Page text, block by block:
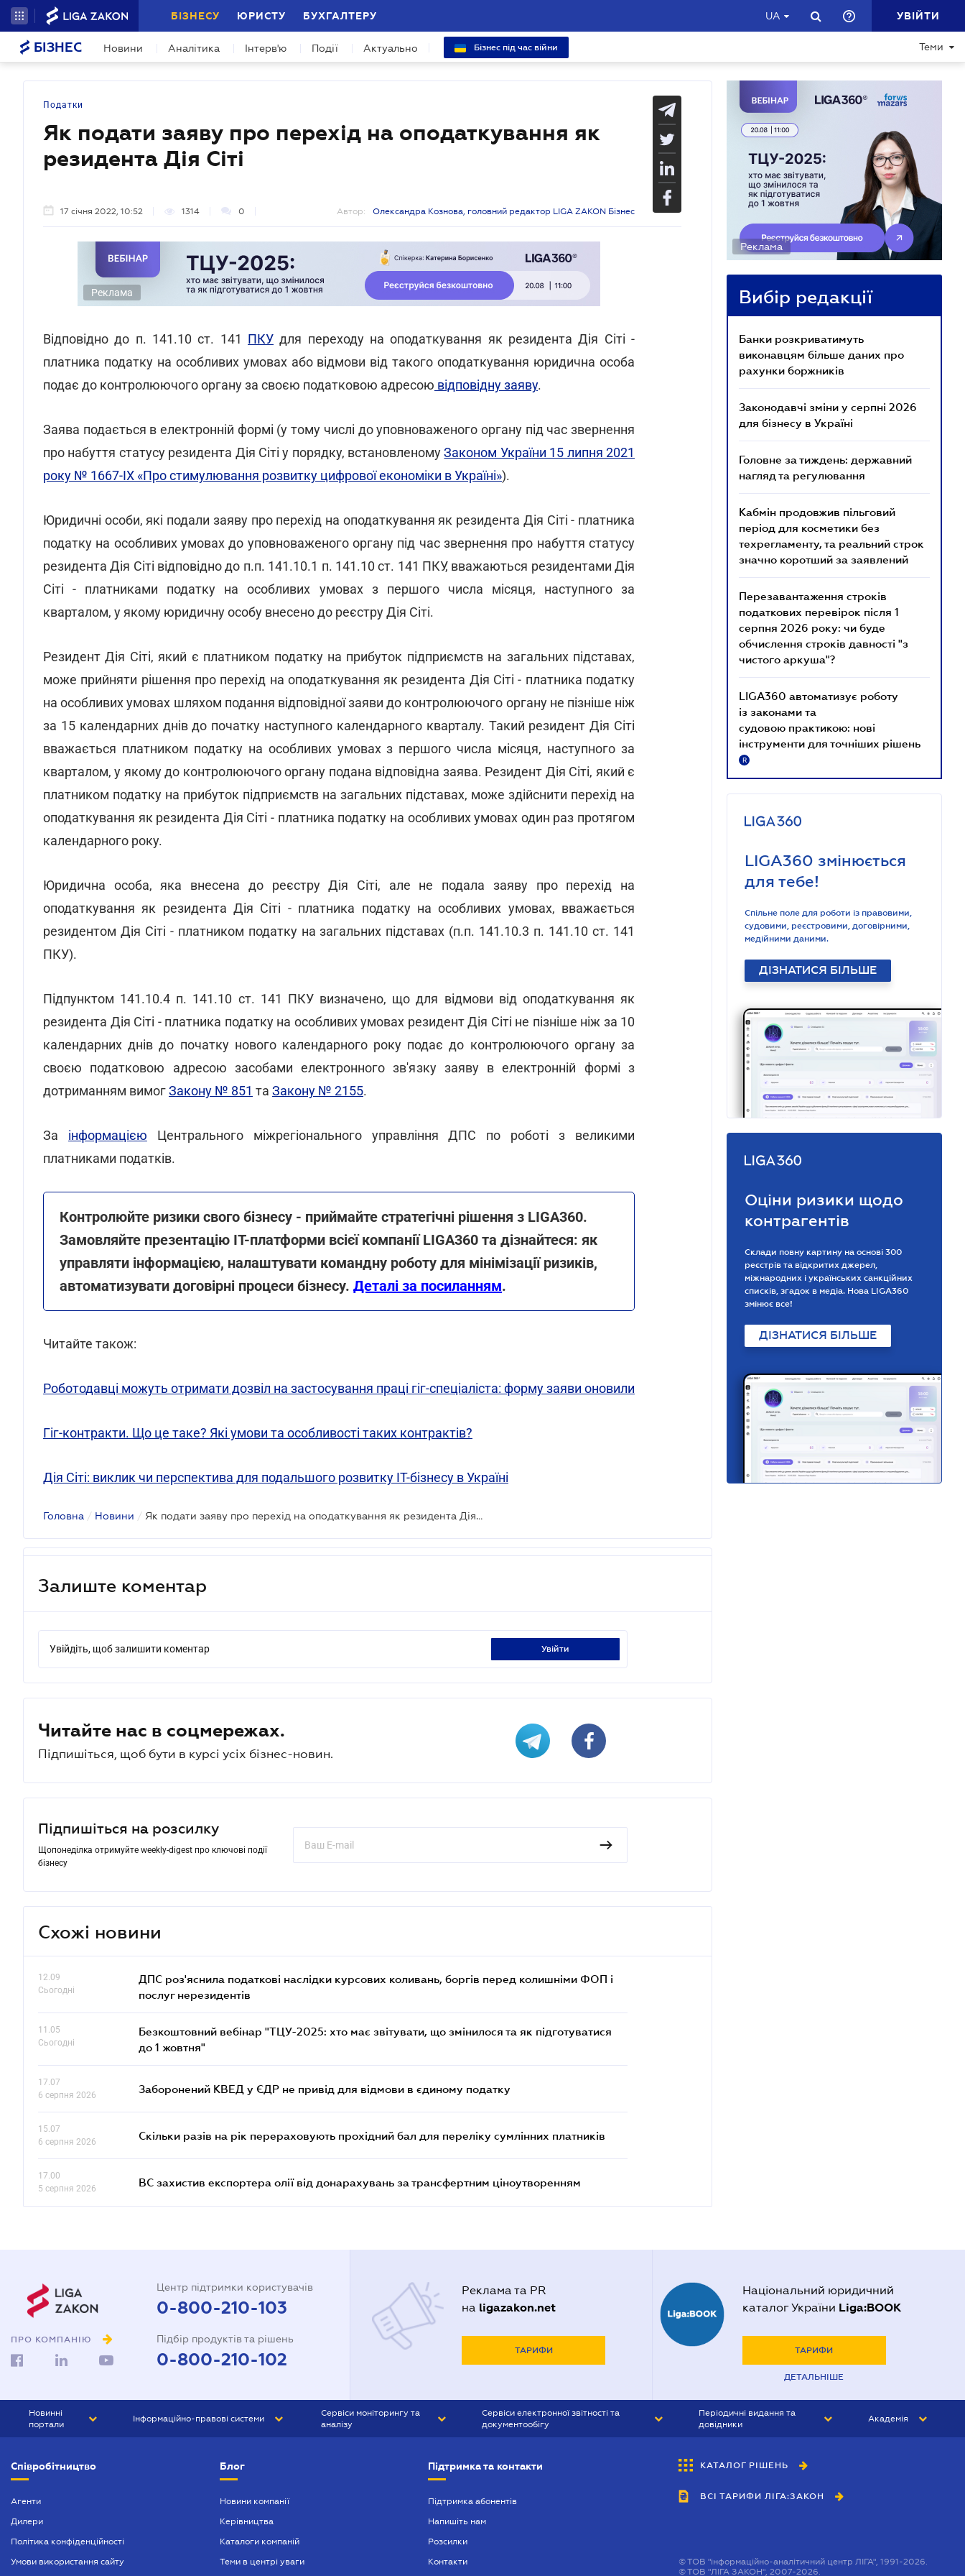
БІЗНЕСУ ЮРИСТУ БУХГАЛТЕРУ UA УВІЙТИ
БІЗНЕС Новини Аналітика Інтерв'ю Події Актуально Бізнес під час війни Теми
Податки
Як подати заяву про перехід на оподаткування як
резидента Дія Сіті
17 січня 2022, 10:52 1314 0 Автор: Олександра Кознова, головний редактор LIGA ZAKON Бізнес
Реклама
Відповідно до п. 141.10 ст. 141 ПКУ для переходу на оподаткування як резидента Дія Сіті -
платника податку на особливих умовах або відмови від такого оподаткування юридична особа
подає до контролюючого органу за своєю податковою адресою відповідну заяву.
Заява подається в електронній формі (у тому числі до уповноваженого органу під час звернення
про набуття статусу резидента Дія Сіті у порядку, встановленомуЗаконом України 15 липня 2021
року № 1667-IX «Про стимулювання розвитку цифрової економіки в Україні»).
Юридичні особи, які подали заяву про перехід на оподаткування як резидента Дія Сіті - платника
податку на особливих умовах до уповноваженого органу під час звернення про набуття статусу
резидента Дія Сіті відповідно до п.п. 141.10.1 п. 141.10 ст. 141 ПКУ, вважаються резидентами Дія
Сіті - платниками податку на особливих умовах з першого числа місяця, наступного за
кварталом, у якому юридичну особу внесено до реєстру Дія Сіті.
Резидент Дія Сіті, який є платником податку на прибуток підприємств на загальних підставах,
може прийняти рішення про перехід на оподаткування як резидента Дія Сіті - платника податку
на особливих умовах шляхом подання відповідної заяви до контролюючого органу не пізніше ніж
за 15 календарних днів до початку наступного календарного кварталу. Такий резидент Дія Сіті
вважається платником податку на особливих умовах з першого числа місяця, наступного за
кварталом, у якому до контролюючого органу подана відповідна заява. Резидент Дія Сіті, який є
платником податку на прибуток підприємств на загальних підставах, може здійснити перехід на
оподаткування як резидента Дія Сіті - платника податку на особливих умовах один раз протягом
календарного року.
Юридична особа, яка внесена до реєстру Дія Сіті, але не подала заяву про перехід на
оподаткування як резидента Дія Сіті - платника податку на особливих умовах, вважається
резидентом Дія Сіті - платником податку на загальних підставах (п.п. 141.10.3 п. 141.10 ст. 141
ПКУ).
Підпунктом 141.10.4 п. 141.10 ст. 141 ПКУ визначено, що для відмови від оподаткування як
резидента Дія Сіті - платника податку на особливих умовах резидент Дія Сіті не пізніше ніж за 10
календарних днів до початку нового календарного року подає до контролюючого органу за
своєю податковою адресою засобами електронного зв'язку заяву в електронній формі з
дотриманням вимогЗакону № 851 та Закону № 2155.
За інформацією Центрального міжрегіонального управління ДПС по роботі з великими
платниками податків.
Контролюйте ризики свого бізнесу - приймайте стратегічні рішення з LIGA360.
Замовляйте презентацію IT-платформи всієї компанії LIGA360 та дізнайтеся: як
управляти інформацією, налаштувати командну роботу для мінімізації ризиків,
автоматизувати договірні процеси бізнесу. Деталі за посиланням.
Читайте також:
Роботодавці можуть отримати дозвіл на застосування праці гіг-спеціаліста: форму заяви оновили
Гіг-контракти. Що це таке? Які умови та особливості таких контрактів?
Дія Сіті: виклик чи перспектива для подальшого розвитку IT-бізнесу в Україні
Головна / Новини / Як подати заяву про перехід на оподаткування як резидента Дія Сіті
Залиште коментар
Увійдіть, щоб залишити коментар увійти
Читайте нас в соцмережах.
Підпишіться, щоб бути в курсі усіх бізнес-новин.
Підпишіться на розсилку
Щопонеділка отримуйте weekly-digest про ключові події
бізнесу
Схожі новини
12.09
Сьогодні
ДПС роз'яснила податкові наслідки курсових коливань, боргів перед колишніми ФОП і
послуг нерезидентів
11.05
Сьогодні
Безкоштовний вебінар "ТЦУ-2025: хто має звітувати, що змінилося та як підготуватися
до 1 жовтня"
17.07
6 серпня 2026
Заборонений КВЕД у ЄДР не привід для відмови в єдиному податку
15.07
6 серпня 2026
Скільки разів на рік перераховують прохідний бал для переліку сумлінних платників
17.00
5 серпня 2026
ВС захистив експортера олії від донарахувань за трансфертним ціноутворенням
Реклама
Вибір редакції
Банки розкриватимуть
виконавцям більше даних про
рахунки боржників
Законодавчі зміни у серпні 2026
для бізнесу в Україні
Головне за тиждень: державний
нагляд та регулювання
Кабмін продовжив пільговий
період для косметики без
техрегламенту, та реальний строк
значно коротший за заявлений
Перезавантаження строків
податкових перевірок після 1
серпня 2026 року: чи буде
обчислення строків давності "з
чистого аркуша"?
LIGA360 автоматизує роботу
із законами та
судовою практикою: нові
інструменти для точніших рішень
R
LIGA360 змінюється
для тебе!
Спільне поле для роботи із правовими,
судовими, реєстровими, договірними,
медійними даними.
ДІЗНАТИСЯ БІЛЬШЕ
Оціни ризики щодо
контрагентів
Склади повну картину на основі 300
реєстрів та відкритих джерел,
міжнародних і українських санкційних
списків, згадок в медіа. Нова LIGA360
змінює все!
ДІЗНАТИСЯ БІЛЬШЕ
ПРО КОМПАНІЮ
Центр підтримки користувачів
0-800-210-103
Підбір продуктів та рішень
0-800-210-102
Реклама та PR
на ligazakon.net
ТАРИФИ
Національний юридичний
каталог України Liga:BOOK
ТАРИФИ
ДЕТАЛЬНІШЕ
Новинні
портали
БІЗНЕС
Інформаційно-правові системи
БУХГАЛТЕР ПРОФ
Сервіси моніторингу та
аналізу
Сервіси електронної звітності та
документообігу
Періодичні видання та
довідники
БУХГАЛТЕР&ЗАКОН
ВІСНИК МСФЗ
Академія
Співробітництво
Агенти
Дилери
Політика конфіденційності
Умови використання сайту
Блог
Новини компанії
Керівництва
Каталоги компаній
Теми в центрі уваги
Підтримка та контакти
Підтримка абонентів
Напишіть нам
Розсилки
Контакти
КАТАЛОГ РІШЕНЬ
ВСІ ТАРИФИ ЛІГА:ЗАКОН
©ТОВ "інформаційно-аналітичний центр ЛІГА", 1991-2026.
©ТОВ "ЛІГА ЗАКОН", 2007-2026.